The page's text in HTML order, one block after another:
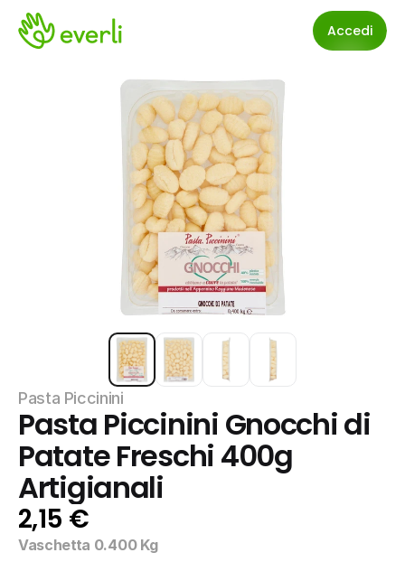
Accedi
Pasta Piccinini
Pasta Piccinini Gnocchi di
Patate Freschi 400g
Artigianali
2,15 €
Vaschetta 0.400 Kg